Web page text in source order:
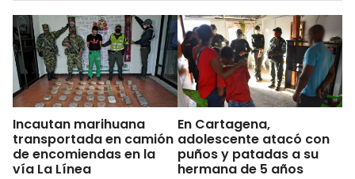
Incautan marihuana
transportada en camión
de encomiendas en la
vía La Línea
En Cartagena,
adolescente atacó con
puños y patadas a su
hermana de 5 años